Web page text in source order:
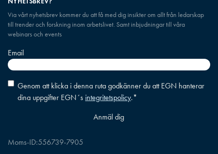
Via vårt nyhetsbrev kommer du att få med dig insikter om allt från ledarskap
till trender och forskning inom arbetslivet. Samt inbjudningar till våra
webinars och events
Email
Consent*
Genom att klicka i denna ruta godkänner du att EGN hanterar
dina uppgifter EGN´s integritetspolicy.*
Moms-ID:556739-7905